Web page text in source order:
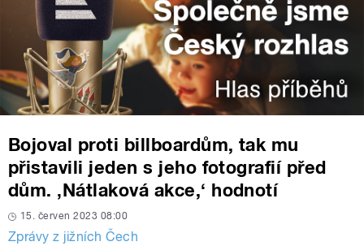
Bojoval proti billboardům, tak mu
přistavili jeden s jeho fotografií před
dům. ‚Nátlaková akce,‘ hodnotí
15. červen 2023 08:00
Zprávy z jižních Čech